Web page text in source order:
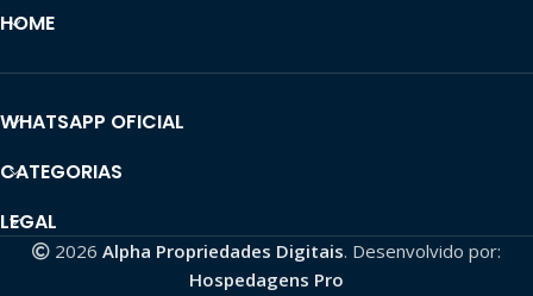
HOME
WHATSAPP OFICIAL
CATEGORIAS
LEGAL
2026 Alpha Propriedades Digitais. Desenvolvido por:
Hospedagens Pro